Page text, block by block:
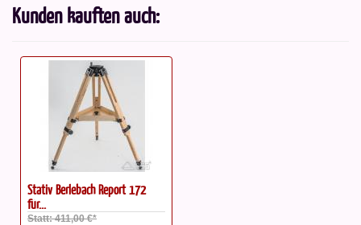
Kunden kauften auch:
Stativ Berlebach Report 172
für...
Statt: 411,00 €*